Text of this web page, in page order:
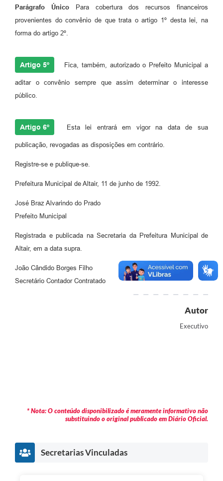
Parágrafo ÚnicoPara cobertura dos recursos financeiros
provenientes do convênio de que trata o artigo 1º desta lei, na
forma do artigo 2º.
Artigo 5º Fica, também, autorizado o Prefeito Municipal a
aditar o convênio sempre que assim determinar o interesse
público.
Artigo 6º Esta lei entrará em vigor na data de sua
publicação, revogadas as disposições em contrário.
Registre-se e publique-se.
Prefeitura Municipal de Altair, 11 de junho de 1992.
José Braz Alvarindo do Prado
Prefeito Municipal
Registrada e publicada na Secretaria da Prefeitura Municipal de
Altair, em a data supra.
João Cândido Borges Filho
Secretário Contador Contratado
Autor
Executivo
* Nota: O conteúdo disponibilizado é meramente informativo não
substituindo o original publicado em Diário Oficial.
Secretarias Vinculadas